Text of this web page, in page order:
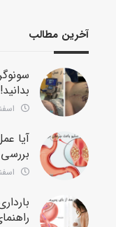
آخرین مطالب
بدانید!
اسفند
آیا
اسفند